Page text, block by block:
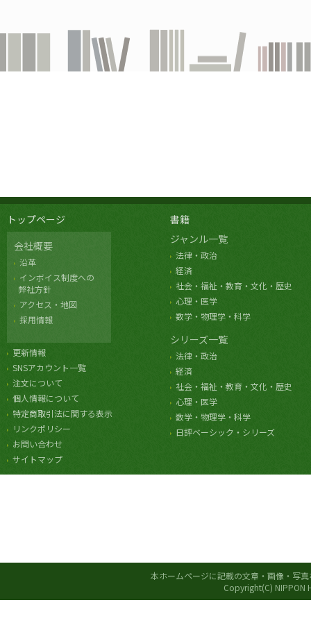
トップページ
会社概要
沿革
インボイス制度への
弊社方針
アクセス・地図
採用情報
更新情報
SNSアカウント一覧
注文について
個人情報について
特定商取引法に関する表示
リンクポリシー
お問い合わせ
サイトマップ
書籍
ジャンル一覧
法律・政治
経済
社会・福祉・教育・文化・歴史
心理・医学
数学・物理学・科学
シリーズ一覧
法律・政治
経済
社会・福祉・教育・文化・歴史
心理・医学
数学・物理学・科学
日評ベーシック・シリーズ
本ホームページに記載の文章・画像・写
Copyright(C) NIPPON